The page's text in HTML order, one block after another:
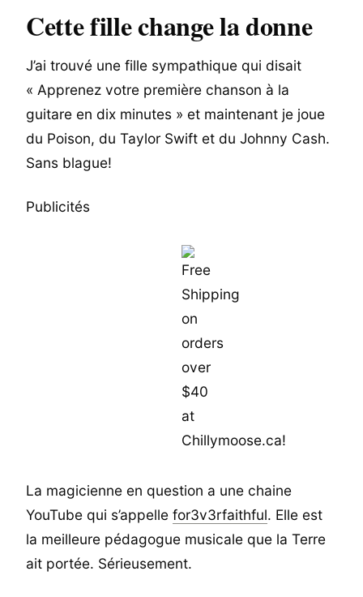
Cette fille change la donne
J’ai trouvé une fille sympathique qui disait
« Apprenez votre première chanson à la
guitare en dix minutes » et maintenant je joue
du Poison, du Taylor Swift et du Johnny Cash.
Sans blague!
Publicités
La magicienne en question a une chaine
YouTube qui s’appelle for3v3rfaithful. Elle est
la meilleure pédagogue musicale que la Terre
ait portée. Sérieusement.